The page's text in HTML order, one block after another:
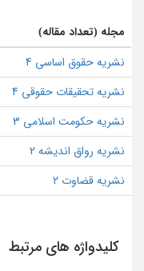
مجله (تعداد مقاله)
نشریه حقوق اساسی 4
نشریه تحقیقات حقوقی 4
نشریه حکومت اسلامی 3
نشریه رواق اندیشه 2
نشریه قضاوت 2
کلیدواژه های مرتبط